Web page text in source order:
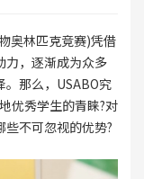
奥林匹克竞赛)凭借
力，逐渐成为众多
那么，USABO究
优秀学生的青睐?对
不可忽视的优势?